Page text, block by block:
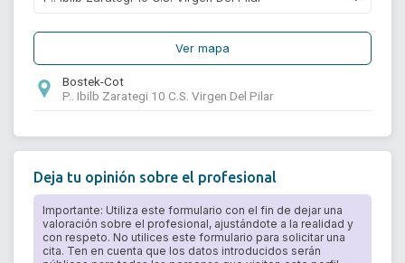
Ver mapa
Bostek-Cot
P.. Ibilb Zarategi 10 C.S. Virgen Del Pilar
Deja tu opinión sobre el profesional
Importante: Utiliza este formulario con el fin de dejar una
valoración sobre el profesional, ajustándote a la realidad y
con respeto. No utilices este formulario para solicitar una
cita. Ten en cuenta que los datos introducidos serán